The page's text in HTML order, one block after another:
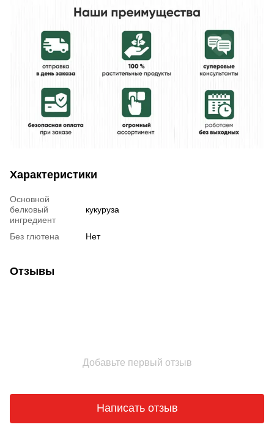
Характеристики
Основной
белковый
ингредиент
кукуруза
Без глютена Нет
Отзывы
Добавьте первый отзыв
Написать отзыв